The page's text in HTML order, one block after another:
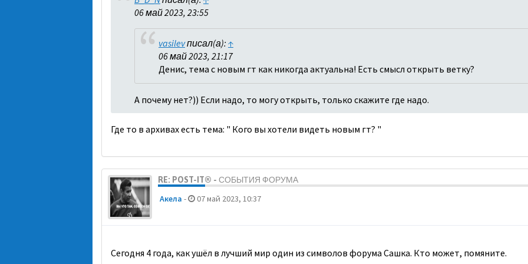
06 май 2023, 23:55
vasilevписал(а): ↑
06 май 2023, 21:17
Денис, тема с новым гт как никогда актуальна! Есть смысл открыть ветку?
А почему нет?)) Если надо, то могу открыть, только скажите где надо.
Где то в архивах есть тема: " Кого вы хотели видеть новым гт? "
RE: POST-IT® - СОБЫТИЯ ФОРУМА
Акела - 07 май 2023, 10:37
Сегодня 4 года, как ушёл в лучший мир один из символов форума Сашка. Кто может, помяните.